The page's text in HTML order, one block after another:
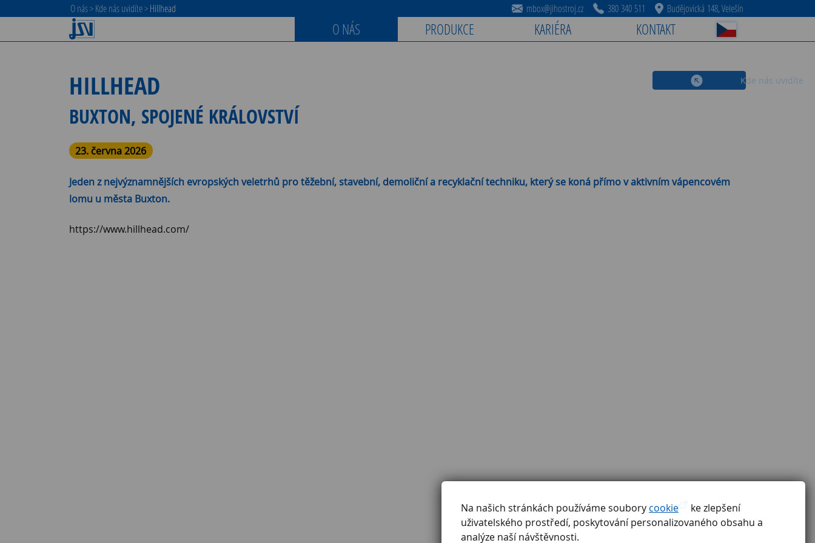
Na našich stránkách používáme soubory cookie
ke zlepšení
uživatelského prostředí, poskytování personalizovaného obsahu a
analýze naší návštěvnosti.
O nás>Kde nás uvidíte>Hillhead mbox@jihostroj.cz 380 340 511 Budějovická 148, Velešín
O NÁS PRODUKCE KARIÉRA KONTAKT
Kde nás uvidíte
HILLHEAD
BUXTON, SPOJENÉ KRÁLOVSTVÍ
23. června 2026
Jeden z nejvýznamnějších evropských veletrhů pro těžební, stavební, demoliční a recyklační techniku, který se koná přímo v aktivním vápencovém
lomu u města Buxton.
https://www.hillhead.com/